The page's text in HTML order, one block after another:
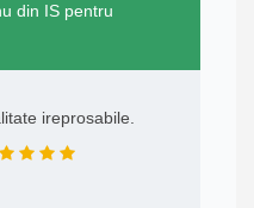
din IS pentru
ireprosabile.